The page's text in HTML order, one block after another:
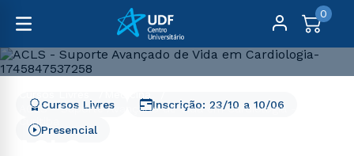
0
ACLS - Suporte Avançado de Vida em Cardiologia -
Curitiba
Cursos Livres
Presencial
Inscrição: 23/10 a 10/06